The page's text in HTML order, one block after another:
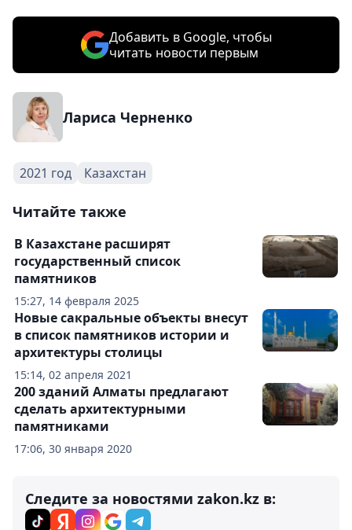
Добавить в Google, чтобы
читать новости первым
Лариса Черненко
2021 год Казахстан
Читайте также
15:27, 14 февраля 2025
В Казахстане расширят
государственный список
памятников
15:14, 02 апреля 2021
Новые сакральные объекты внесут
в список памятников истории и
архитектуры столицы
17:06, 30 января 2020
200 зданий Алматы предлагают
сделать архитектурными
памятниками
Следите за новостями zakon.kz в: